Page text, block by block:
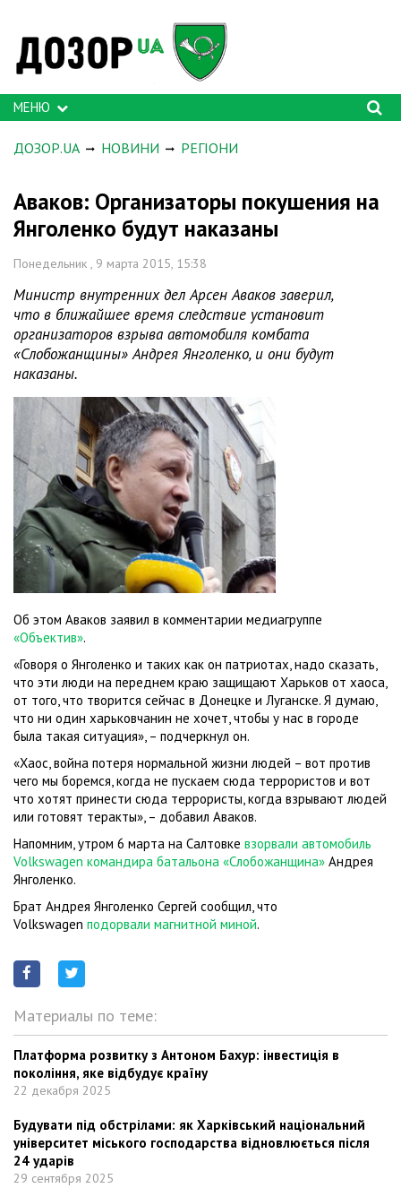
МЕНЮ
ДОЗОР.UA НОВИНИ РЕГІОНИ
Аваков: Организаторы покушения на
Янголенко будут наказаны
Понедельник , 9 марта 2015, 15:38
Министр внутренних дел Арсен Аваков заверил,
что в ближайшее время следствие установит
организаторов взрыва автомобиля комбата
«Слобожанщины» Андрея Янголенко, и они будут
наказаны.
Об этом Аваков заявил в комментарии медиагруппе
«Объектив».
«Говоря о Янголенко и таких как он патриотах, надо сказать,
что эти люди на переднем краю защищают Харьков от хаоса,
от того, что творится сейчас в Донецке и Луганске. Я думаю,
что ни один харьковчанин не хочет, чтобы у нас в городе
была такая ситуация», – подчеркнул он.
«Хаос, война потеря нормальной жизни людей – вот против
чего мы боремся, когда не пускаем сюда террористов и вот
что хотят принести сюда террористы, когда взрывают людей
или готовят теракты», – добавил Аваков.
Напомним, утром 6 марта на Салтовке взорвали автомобиль
Volkswagen командира батальона «Слобожанщина» Андрея
Янголенко.
Брат Андрея Янголенко Сергей сообщил, что
Volkswagen подорвали магнитной миной.
Материалы по теме:
Платформа розвитку з Антоном Бахур: інвестиція в
покоління, яке відбудує країну
22 декабря 2025
Будувати під обстрілами: як Харківський національний
університет міського господарства відновлюється після
24 ударів
29 сентября 2025